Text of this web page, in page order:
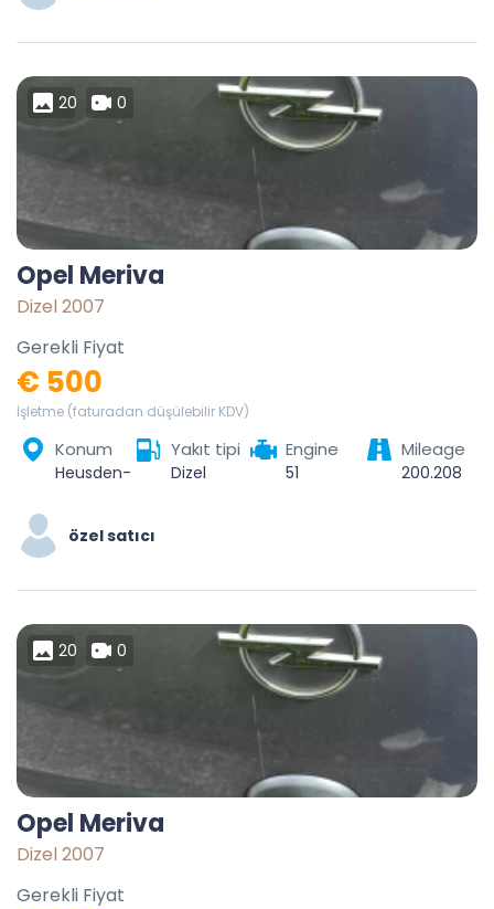
20 0
Opel Meriva
Dizel 2007
Gerekli Fiyat
€ 500
İşletme (faturadan düşülebilir KDV)
Konum Yakıt tipi
Dizel
Engine
51
Mileage
200.208
özel satıcı
20 0
Opel Meriva
Dizel 2007
Gerekli Fiyat